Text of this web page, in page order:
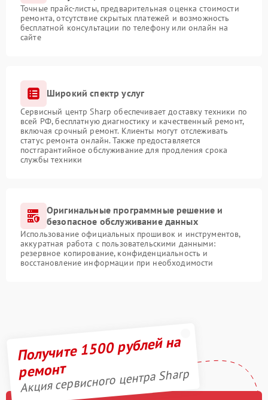
Точные прайс-листы, предварительная оценка стоимости
ремонта, отсутствие скрытых платежей и возможность
бесплатной консультации по телефону или онлайн на
сайте
Широкий спектр услуг
Сервисный центр Sharp обеспечивает доставку техники по
всей РФ, бесплатную диагностику и качественный ремонт,
включая срочный ремонт. Клиенты могут отслеживать
статус ремонта онлайн. Также предоставляется
постгарантийное обслуживание для продления срока
службы техники
Оригинальные программные решение и
безопасное обслуживание данных
Использование официальных прошивок и инструментов,
аккуратная работа с пользовательскими данными:
резервное копирование, конфиденциальность и
восстановление информации при необходимости
Получите 1500 рублей на
ремонт
Акция сервисного центра Sharp